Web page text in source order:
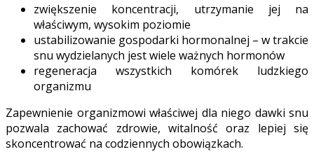
zwiększenie koncentracji, utrzymanie jej na
właściwym, wysokim poziomie
ustabilizowanie gospodarki hormonalnej – w trakcie
snu wydzielanych jest wiele ważnych hormonów
regeneracja wszystkich komórek ludzkiego
organizmu
Zapewnienie organizmowi właściwej dla niego dawki snu
pozwala zachować zdrowie, witalność oraz lepiej się
skoncentrować na codziennych obowiązkach.